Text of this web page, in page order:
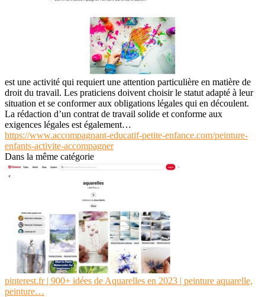
est une activité qui requiert une attention particulière en matière de
droit du travail. Les praticiens doivent choisir le statut adapté à leur
situation et se conformer aux obligations légales qui en découlent.
La rédaction d’un contrat de travail solide et conforme aux
exigences légales est également…
https://www.accompagnant-educatif-petite-enfance.com/peinture-
enfants-activite-accompagner
Dans la même catégorie
pinterest.fr | 900+ idées de Aquarelles en 2023 | peinture aquarelle,
peinture…